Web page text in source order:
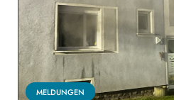
MELDUNGEN